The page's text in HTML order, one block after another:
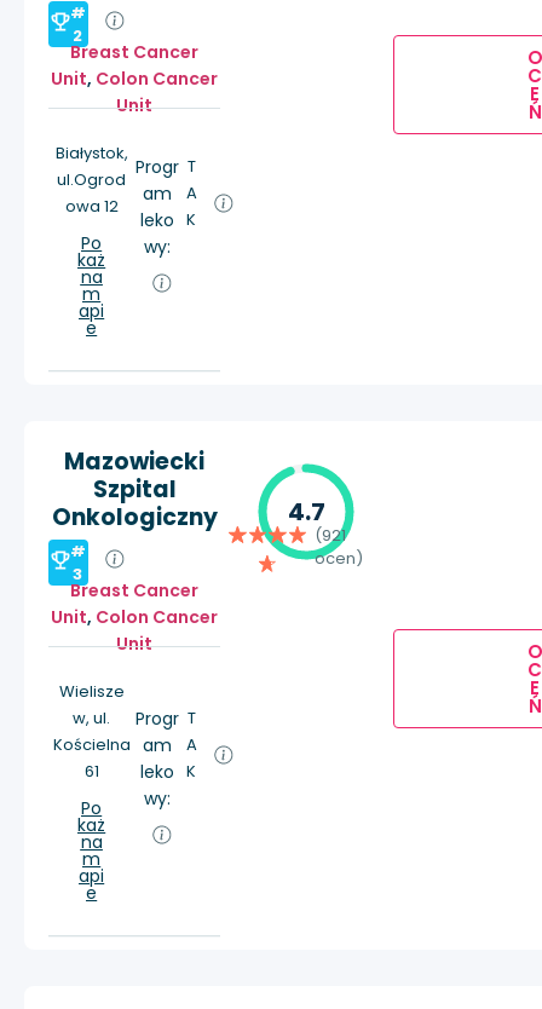
#
2
Breast Cancer
Unit, Colon Cancer
Unit
Białystok,
ul.Ogrod
owa 12
Po
każ
na
m
api
e
Progr
am
leko
wy:
T
A
K
O
C
E
Ń
Mazowiecki
Szpital
Onkologiczny
#
3
Breast Cancer
Unit, Colon Cancer
Unit
Wielisze
w, ul.
Kościelna
61
Po
każ
na
m
api
e
Progr
am
leko
wy:
T
A
K
4.7
(921
ocen)
O
C
E
Ń